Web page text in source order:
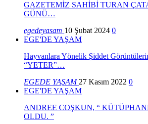
GAZETEMİZ SAHİBİ TURAN
GÜNÜ…
egedeyasam 10 Şubat 2024 0
EGE'DE YAŞAM
Hayvanlara Yönelik Şiddet
“YETER”…
EGEDE YAŞAM 27 Kasım 2022 0
EGE'DE YAŞAM
ANDREE COŞKUN, “
OLDU. ”